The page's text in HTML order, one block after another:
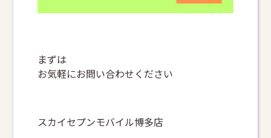
まずは
お気軽にお問い合わせください
スカイセプンモバイル博多店